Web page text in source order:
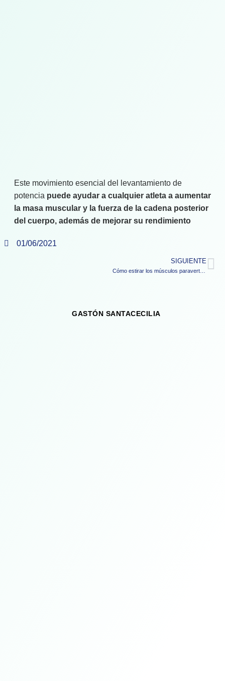
Este movimiento esencial del levantamiento de
potencia puede ayudar a cualquier atleta a aumentar
la masa muscular y la fuerza de la cadena posterior
del cuerpo, además de mejorar su rendimiento
01/06/2021
SIGUIENTE
Cómo estirar los músculos paravertebrales
GASTÓN SANTACECILIA